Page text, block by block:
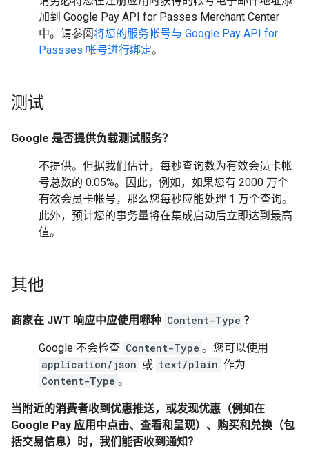
加到 Google Pay API for Passes Merchant Center
中。请参阅将您的服务帐号与 Google Pay API for
Passses 帐号进行绑定。
测试
Google 是否提供负载测试服务？
不提供。但据我们估计，每秒查询数为有效会员卡帐
号总数的 0.05%。因此，例如，如果您有 2000 万个
有效会员卡帐号，那么您每秒应能处理 1 万个查询。
此外，预计您的事务量将在集成启动后立即达到最高
值。
其他
商家在 JWT 响应中应使用哪种 Content-Type ？
Google 不会检查 Content-Type 。您可以使用
application/json 或 text/plain 作为
Content-Type 。
当附近的消费者收到优惠推送，或发现优惠（例如在
Google Pay 应用中点击、查看和呈现）、购买和兑换（包
括交易信息）时，我们能否收到通知？